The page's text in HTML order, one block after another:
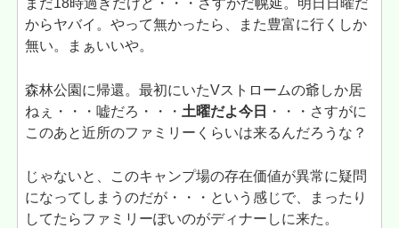
まだ18時過ぎだけど・・・さすがだ幌延。明日日曜だ
からヤバイ。やって無かったら、また豊富に行くしか
無い。まぁいいや。
森林公園に帰還。最初にいたVストロームの爺しか居
ねぇ・・・嘘だろ・・・ 土曜だよ今日
・・・さすがに
このあと近所のファミリーくらいは来るんだろうな？
じゃないと、このキャンプ場の存在価値が異常に疑問
になってしまうのだが・・・という感じで、まったり
してたらファミリーぽいのがディナーしに来た。